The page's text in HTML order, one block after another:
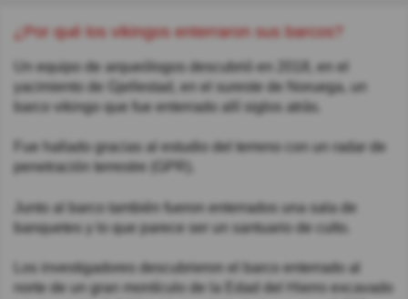
¿Por qué los vikingos enterraron sus barcos?
Un equipo de arqueólogos descubrió en 2018, en el
yacimiento de Gjellestad, en el sureste de Noruega, un
barco vikingo que fue enterrado allí siglos atrás.
Fue hallado gracias al estudio del terreno con un radar de
penetración terrestre (GPR).
Junto al barco también fueron enterrados una sala de
banquetes y lo que parece ser un santuario de culto.
Los investigadores descubrieron el barco enterrado al
norte de un gran montículo de la Edad del Hierro excavado